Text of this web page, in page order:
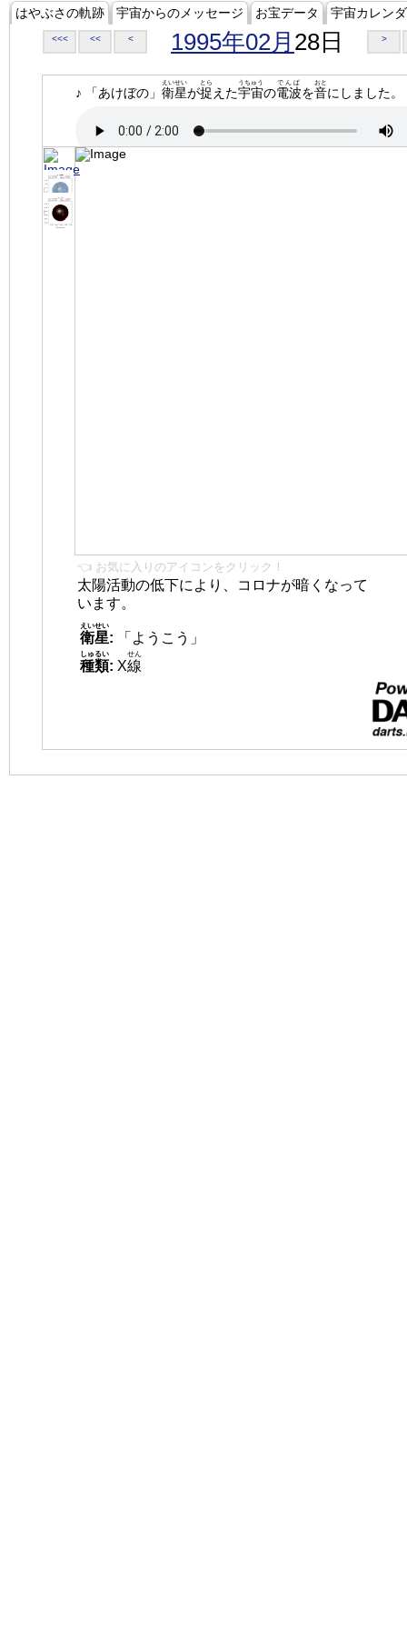
はやぶさの軌跡 宇宙からのメッセージ お宝データ 宇宙カレン
<<< << < 1995年02月 28日 >
♪ 「あけぼの」 衛星
えいせい
が捉
とら
えた宇宙
うちゅう
の電波
でんぱ
を音
おと
にしました。
👈 お気に入りのアイコンをクリック！
太陽活動の低下により、コロナが暗くなって
います。
衛星
えいせい
:
「ようこう」
種類
しゅるい
: X線
せん